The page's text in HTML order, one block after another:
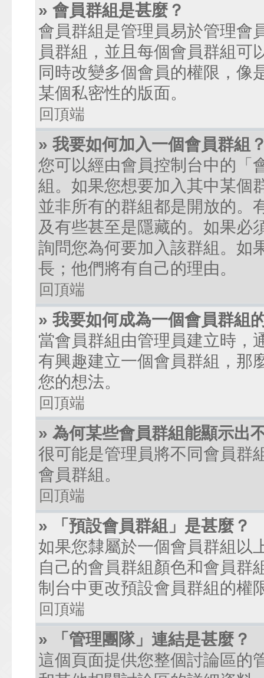
» 會員群組是甚麼？
會員群組是管理員易於管理會
員群組，並且每個會員群組可
同時改變多個會員的權限，像
某個私密性的版面。
回頂端
» 我要如何加入一個會員群組
您可以經由會員控制台中的「
組。如果您想要加入其中某個
並非所有的群組都是開放的。
及有些甚至是隱藏的。如果必
詢問您為何要加入該群組。如
長；他們將有自己的理由。
回頂端
» 我要如何成為一個會員群組
當會員群組由管理員建立時，
有興趣建立一個會員群組，那
您的想法。
回頂端
» 為何某些會員群組能顯示出
很可能是管理員將不同會員群
會員群組。
回頂端
» 「預設會員群組」是甚麼？
如果您隸屬於一個會員群組以
自己的會員群組顏色和會員群
制台中更改預設會員群組的權
回頂端
» 「管理團隊」連結是甚麼？
這個頁面提供您整個討論區的